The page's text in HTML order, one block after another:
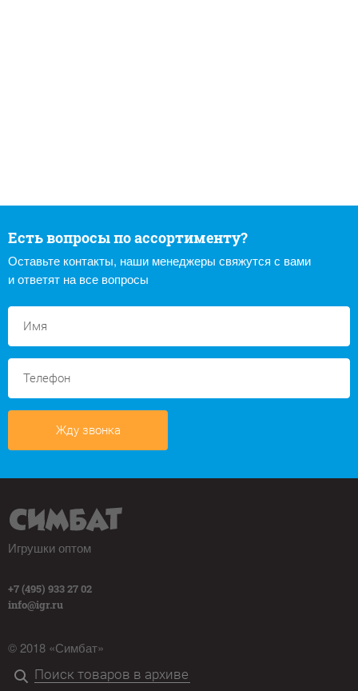
Есть вопросы по ассортименту?
Оставьте контакты, наши менеджеры свяжутся с вами
и ответят на все вопросы
Жду звонка
Игрушки оптом
+7 (495) 933 27 02
info@igr.ru
© 2018 «Симбат»